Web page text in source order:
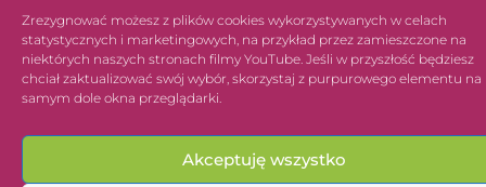
Zrezygnować możesz z plików cookies wykorzystywanych w celach
statystycznych i marketingowych, na przykład przez zamieszczone na
niektórych naszych stronach filmy YouTube. Jeśli w przyszłość będziesz
chciał zaktualizować swój wybór, skorzystaj z purpurowego elementu na
samym dole okna przeglądarki.
Akceptuję wszystko